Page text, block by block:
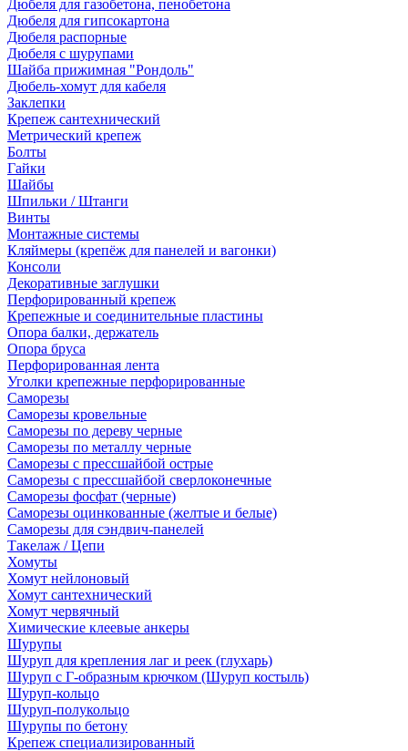
Дюбеля для газобетона, пенобетона
Дюбеля для гипсокартона
Дюбеля распорные
Дюбеля с шурупами
Шайба прижимная "Рондоль"
Дюбель-хомут для кабеля
Заклепки
Крепеж сантехнический
Метрический крепеж
Болты
Гайки
Шайбы
Шпильки / Штанги
Винты
Монтажные системы
Кляймеры (крепёж для панелей и вагонки)
Консоли
Декоративные заглушки
Перфорированный крепеж
Крепежные и соединительные пластины
Опора балки, держатель
Опора бруса
Перфорированная лента
Уголки крепежные перфорированные
Саморезы
Саморезы кровельные
Саморезы по дереву черные
Саморезы по металлу черные
Саморезы с прессшайбой острые
Саморезы с прессшайбой сверлоконечные
Саморезы фосфат (черные)
Саморезы оцинкованные (желтые и белые)
Саморезы для сэндвич-панелей
Такелаж / Цепи
Хомуты
Хомут нейлоновый
Хомут сантехнический
Хомут червячный
Химические клеевые анкеры
Шурупы
Шуруп для крепления лаг и реек (глухарь)
Шуруп с Г-образным крючком (Шуруп костыль)
Шуруп-кольцо
Шуруп-полукольцо
Шурупы по бетону
Крепеж специализированный